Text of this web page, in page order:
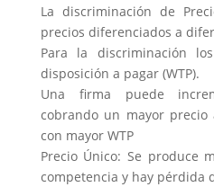
La discriminación de
precios diferenciados a
Para la discriminación
disposición a pagar (WTP).
Una firma puede
cobrando un mayor precio
con mayor WTP
Precio Único: Se produce
competencia y hay pérdida